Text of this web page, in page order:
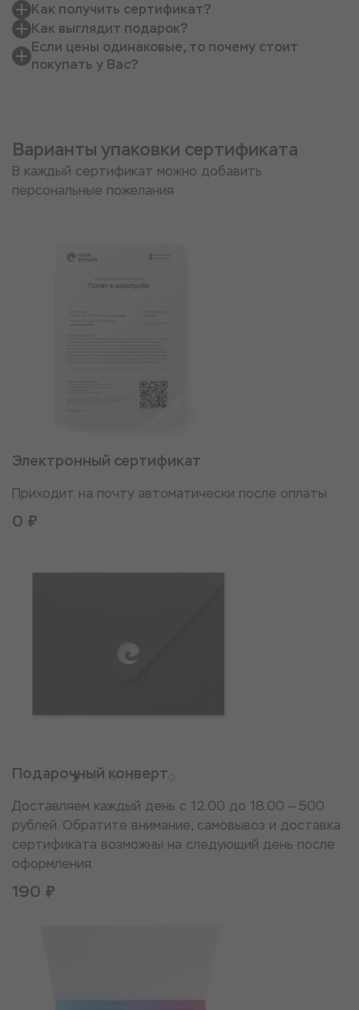
Как получить сертификат?
Как выглядит подарок?
Если цены одинаковые, то почему стоит
покупать у Вас?
Варианты упаковки сертификата
В каждый сертификат можно добавить
персональные пожелания
Электронный сертификат
Приходит на почту автоматически после оплаты
0 ₽
Подарочный конверт
Доставляем каждый день с 12.00 до 18.00 — 500
рублей. Обратите внимание, самовывоз и доставка
сертификата возможны на следующий день после
оформления.
190 ₽